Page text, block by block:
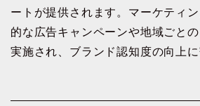
ートが提供されます。マーケティ
的な広告キャンペーンや地域ごと
実施され、ブランド認知度の向上に